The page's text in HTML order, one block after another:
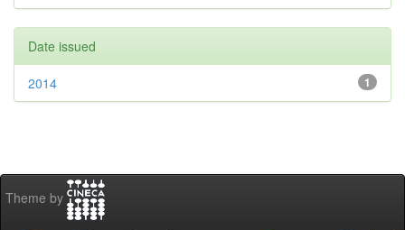
Date issued
1
2014
Theme by